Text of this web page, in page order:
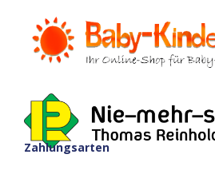
Zahlungsarten